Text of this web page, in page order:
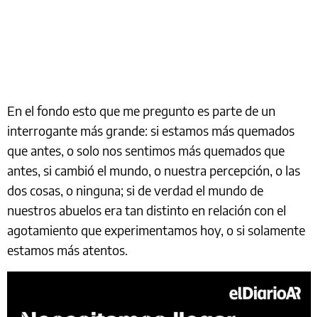
En el fondo esto que me pregunto es parte de un
interrogante más grande: si estamos más quemados
que antes, o solo nos sentimos más quemados que
antes, si cambió el mundo, o nuestra percepción, o las
dos cosas, o ninguna; si de verdad el mundo de
nuestros abuelos era tan distinto en relación con el
agotamiento que experimentamos hoy, o si solamente
estamos más atentos.